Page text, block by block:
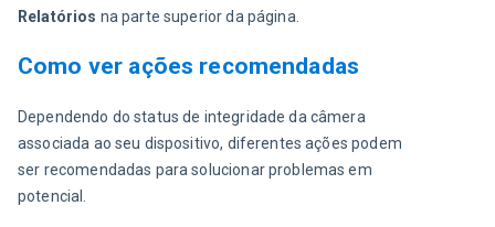
Relatórios na parte superior da página.
Como ver ações recomendadas
Dependendo do status de integridade da câmera
associada ao seu dispositivo, diferentes ações podem
ser recomendadas para solucionar problemas em
potencial.